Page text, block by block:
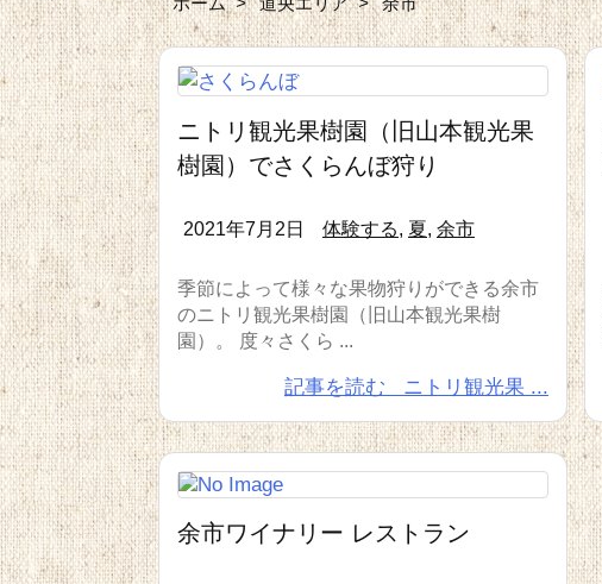
ニトリ観光果樹園（旧山本観光果
樹園）でさくらんぼ狩り
2021年7月2日 体験する, 夏, 余市
季節によって様々な果物狩りができる余市
のニトリ観光果樹園（旧山本観光果樹
園）。 度々さくら ...
記事を読む ニトリ観光果 ...
余市ワイナリー レストラン